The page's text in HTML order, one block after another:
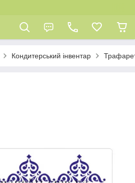
Кондитерський інвентар